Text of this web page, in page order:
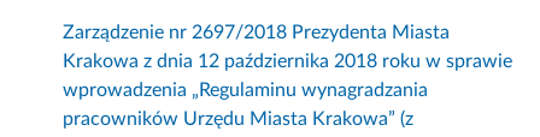
Zarządzenie nr 2697/2018 Prezydenta Miasta
Krakowa z dnia 12 października 2018 roku w sprawie
wprowadzenia „Regulaminu wynagradzania
pracowników Urzędu Miasta Krakowa” (z